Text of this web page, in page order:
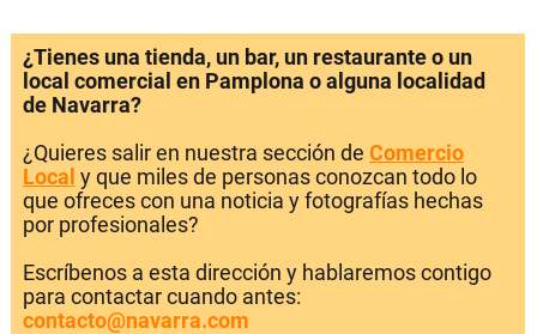
¿Tienes una tienda, un bar, un restaurante o un
local comercial en Pamplona o alguna localidad
de Navarra?
¿Quieres salir en nuestra sección de Comercio
Local y que miles de personas conozcan todo lo
que ofreces con una noticia y fotografías hechas
por profesionales?
Escríbenos a esta dirección y hablaremos contigo
para contactar cuando antes:
contacto@navarra.com